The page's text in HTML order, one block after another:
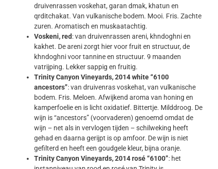
druivenrassen voskehat, garan dmak, khatun en
qrditchakat. Van vulkanische bodem. Mooi. Fris. Zachte
zuren. Aromatisch en muskaatachtig.
Voskeni, red: van druivenrassen areni, khndoghni en
kakhet. De areni zorgt hier voor fruit en structuur, de
khndoghni voor tannine en structuur. 9 maanden
vatrijping. Lekker sappig en fruitig.
Trinity Canyon Vineyards, 2014 white “6100
ancestors”: van druivenras voskehat, van vulkanische
bodem. Fris. Meloen. Afwijkend aroma van honing en
kamperfoelie en is licht oxidatief. Bittertje. Milddroog. De
wijn is “ancestors” (voorvaderen) genoemd omdat de
wijn – net als in vervlogen tijden – schilweking heeft
gehad en daarna gerijpt is op amfoor. De wijn is niet
gefilterd en heeft een goudgele kleur, bijna oranje.
Trinity Canyon Vineyards, 2014 rosé “6100”: het